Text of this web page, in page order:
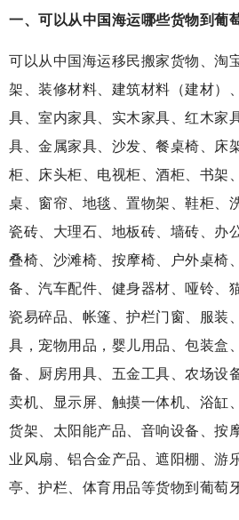
一、可以从中国海运哪些货物到葡
可以从中国海运移民搬家货物、淘
架、装修材料、建筑材料（建材）
具、室内家具、实木家具、红木家
具、金属家具、沙发、餐桌椅、床
柜、床头柜、电视柜、酒柜、书架
桌、窗帘、地毯、置物架、鞋柜、
瓷砖、大理石、地板砖、墙砖、办
叠椅、沙滩椅、按摩椅、户外桌椅
备、汽车配件、健身器材、哑铃、
瓷易碎品、帐篷、护栏门窗、服装
具，宠物用品，婴儿用品、包装盒
备、厨房用具、五金工具、农场设
卖机、显示屏、触摸一体机、浴缸
货架、太阳能产品、音响设备、按
业风扇、铝合金产品、遮阳棚、游
亭、护栏、体育用品等货物到葡萄牙